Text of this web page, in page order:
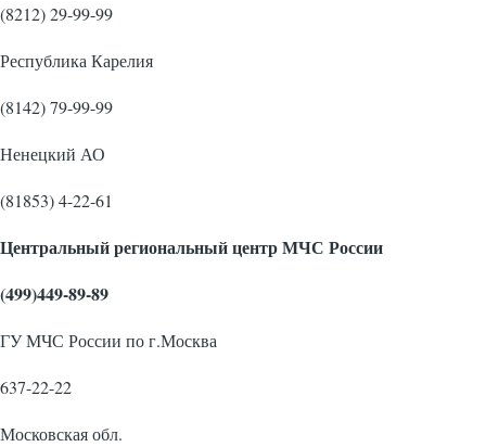
(8212) 29-99-99
Республика Карелия
(8142) 79-99-99
Ненецкий АО
(81853) 4-22-61
Центральный региональный центр МЧС России
(499)449-89-89
ГУ МЧС России по г.Москва
637-22-22
Московская обл.